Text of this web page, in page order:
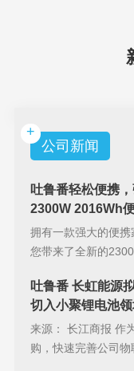
+
公司新闻
吐鲁番轻松便携
2300W 2016Wh
拥有一款强大的便
您带来了全新的
吐鲁番 长虹能源
切入小聚锂电池
来源： 长江商报 作
购，快速完善公司